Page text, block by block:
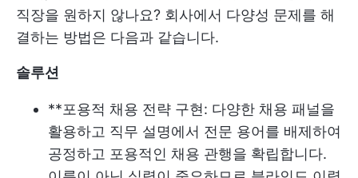
직장을 원하지 않나요? 회사에서 다양성 문제를 해
결하는 방법은 다음과 같습니다.
솔루션
**포용적 채용 전략 구현: 다양한 채용 패널을
활용하고 직무 설명에서 전문 용어를 배제하여
공정하고 포용적인 채용 관행을 확립합니다.